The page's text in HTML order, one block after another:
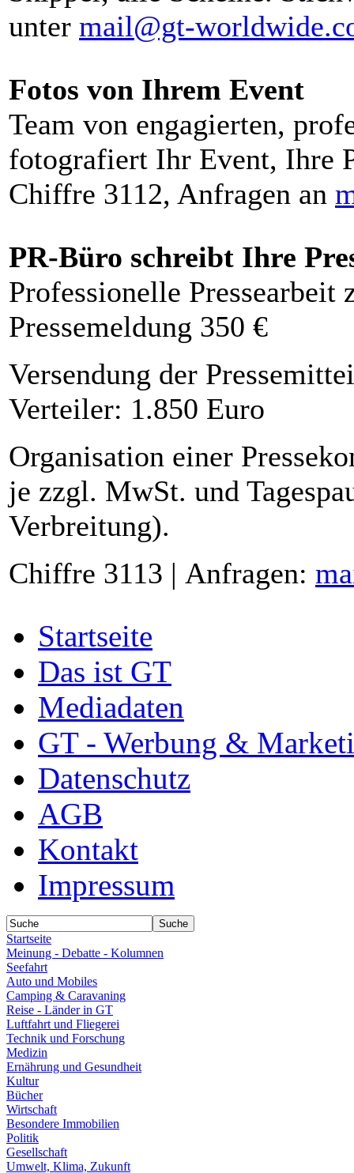
unter mail@gt-
Fotos von Ihrem Event
Team von engagierten,
fotografiert Ihr Event, Ihre
Chiffre 3112, Anfragen an
PR-Büro schreibt Ihre
Professionelle Pressearbeit
Pressemeldung 350 €
Versendung der
Verteiler: 1.850 Euro
Organisation einer
je zzgl. MwSt. und
Verbreitung).
Chiffre 3113 | Anfragen:
Startseite
Das ist GT
Mediadaten
GT - Werbung &
Datenschutz
AGB
Kontakt
Impressum
Startseite
Meinung - Debatte - Kolumnen
Seefahrt
Auto und Mobiles
Camping & Caravaning
Reise - Länder in GT
Luftfahrt und Fliegerei
Technik und Forschung
Medizin
Ernährung und Gesundheit
Kultur
Bücher
Wirtschaft
Besondere Immobilien
Politik
Gesellschaft
Umwelt, Klima, Zukunft